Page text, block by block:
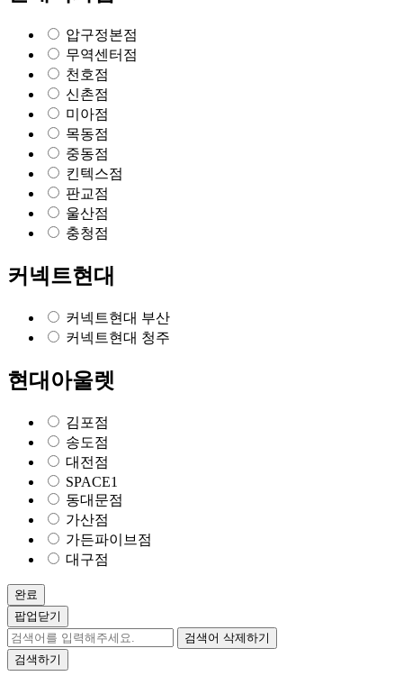
압구정본점
무역센터점
천호점
신촌점
미아점
목동점
중동점
킨텍스점
판교점
울산점
충청점
커넥트현대
커넥트현대 부산
커넥트현대 청주
현대아울렛
김포점
송도점
대전점
SPACE1
동대문점
가산점
가든파이브점
대구점
완료
팝업닫기
검색어 삭제하기
검색하기